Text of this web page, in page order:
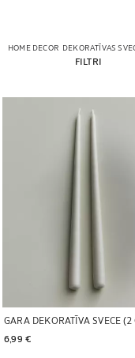
HOME DECOR DEKORATĪVAS
FILTRI
GARA DEKORATĪVA SVECE (2
6,99 €
Attēls mainīts uz 1 no 6